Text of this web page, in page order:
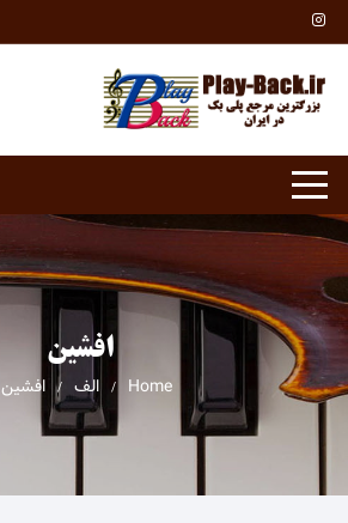
Skip
to
content
افشین
Home الف افشین